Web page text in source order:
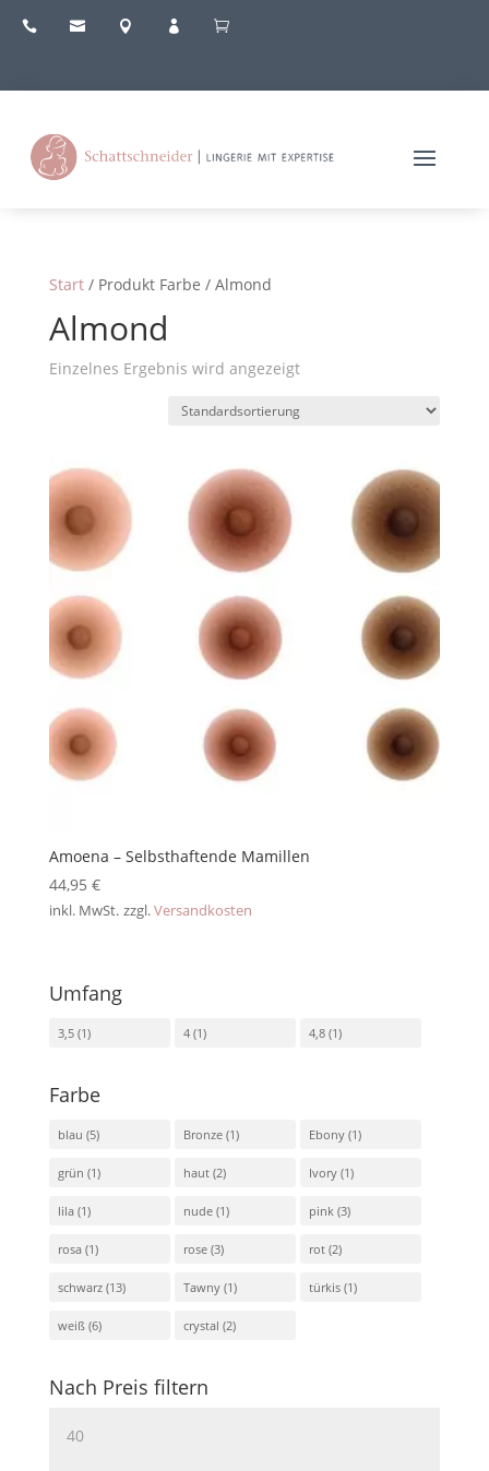
    
Start/ Produkt Farbe / Almond
Almond
Einzelnes Ergebnis wird angezeigt
Amoena – Selbsthaftende Mamillen
44,95 €
inkl. MwSt. zzgl.Versandkosten
Umfang
3,5 (1) 4 (1) 4,8 (1)
Farbe
blau (5) Bronze (1) Ebony (1)
grün (1) haut (2) Ivory (1)
lila (1) nude (1) pink (3)
rosa (1) rose (3) rot (2)
schwarz (13) Tawny (1) türkis (1)
weiß (6) crystal (2)
Nach Preis filtern